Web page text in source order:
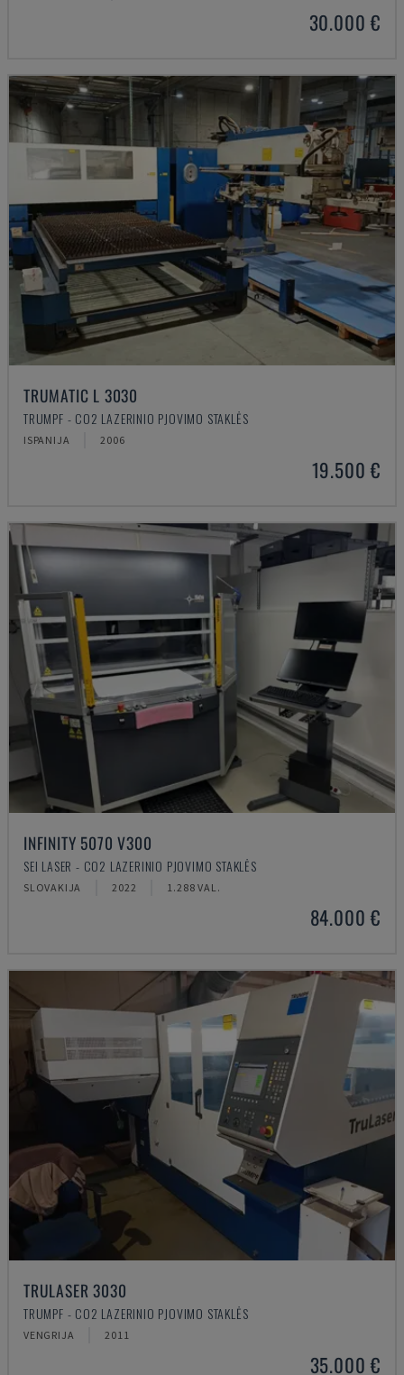
30.000 €
TRUMATIC L 3030
TRUMPF - CO2 LAZERINIO PJOVIMO STAKLĖS
ISPANIJA 2006
19.500 €
INFINITY 5070 V300
SEI LASER - CO2 LAZERINIO PJOVIMO STAKLĖS
SLOVAKIJA 2022 1.288 VAL.
84.000 €
TRULASER 3030
TRUMPF - CO2 LAZERINIO PJOVIMO STAKLĖS
VENGRIJA 2011
35.000 €